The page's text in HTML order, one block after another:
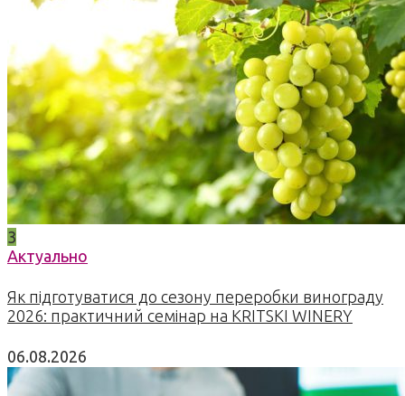
3
Актуально
Як підготуватися до сезону переробки винограду
2026: практичний семінар на KRITSKI WINERY
06.08.2026